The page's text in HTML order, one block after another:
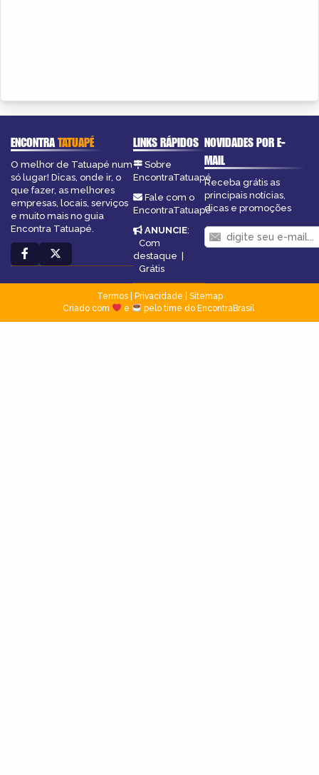
ENCONTRATATUAPÉ
O melhor de Tatuapé num
só lugar! Dicas, onde ir, o
que fazer, as melhores
empresas, locais, serviços
e muito mais no guia
Encontra Tatuapé.
LINKS RÁPIDOS
Sobre
EncontraTatuapé
Fale com o
EncontraTatuapé
ANUNCIE:
Com
destaque |
Grátis
NOVIDADES POR E-
MAIL
Receba grátis as
principais notícias,
dicas e promoções
Termos| Privacidade
Sitemap
Criado com
e pelo time do EncontraBrasil